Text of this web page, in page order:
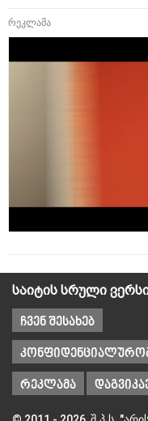
რეკლამა
საიტის სრული
ჩვენ შესახებ
რეკლამა